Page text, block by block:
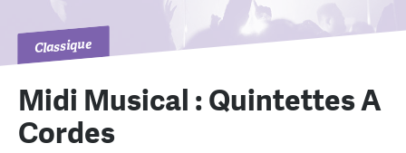
Classique
Midi Musical : Quintettes A
Cordes